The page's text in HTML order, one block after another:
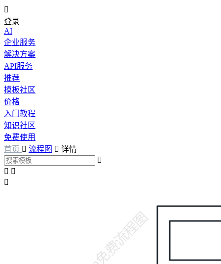

登录
AI
企业服务
解决方案
API服务
推荐
模板社区
价格
入门教程
知识社区
免费使用
首页  流程图  详情

 
